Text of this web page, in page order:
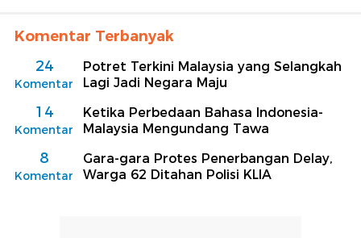
Komentar Terbanyak
24
Komentar
Potret Terkini Malaysia yang Selangkah
Lagi Jadi Negara Maju
14
Komentar
Ketika Perbedaan Bahasa Indonesia-
Malaysia Mengundang Tawa
8
Komentar
Gara-gara Protes Penerbangan Delay,
Warga 62 Ditahan Polisi KLIA